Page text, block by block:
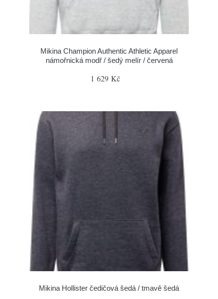
Mikina Champion Authentic Athletic Apparel
námořnická modř / šedý melír / červená
1 629 Kč
Mikina Hollister čedičová šedá / tmavě šedá